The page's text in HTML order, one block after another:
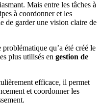
Mais entre les tâches à
à coordonner et les
de garder une vision claire de
qu’a été créé le
plus utilisés en gestion de
efficace, il permet
et coordonner les